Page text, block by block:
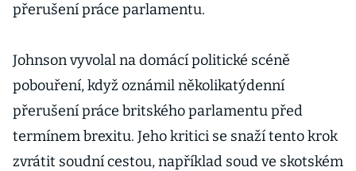
přerušení práce parlamentu.
Johnson vyvolal na domácí politické scéně
pobouření, když oznámil několikatýdenní
přerušení práce britského parlamentu před
termínem brexitu. Jeho kritici se snaží tento krok
zvrátit soudní cestou, například soud ve skotském